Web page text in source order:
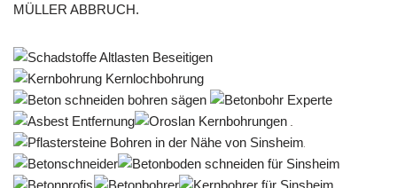
MÜLLER ABBRUCH.